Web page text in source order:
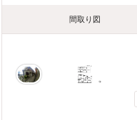
間取り図